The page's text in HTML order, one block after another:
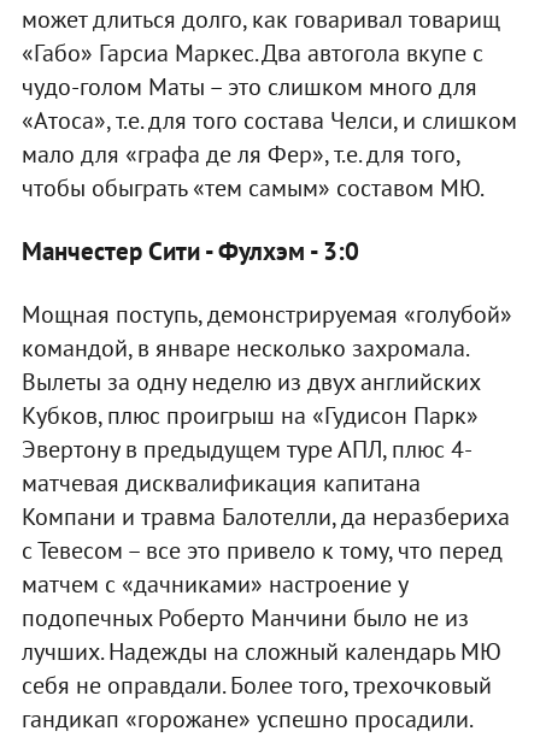
может длиться долго, как говаривал товарищ
«Габо» Гарсиа Маркес. Два автогола вкупе с
чудо-голом Маты – это слишком много для
«Атоса», т.е. для того состава Челси, и слишком
мало для «графа де ля Фер», т.е. для того,
чтобы обыграть «тем самым» составом МЮ.
Манчестер Сити - Фулхэм - 3:0
Мощная поступь, демонстрируемая «голубой»
командой, в январе несколько захромала.
Вылеты за одну неделю из двух английских
Кубков, плюс проигрыш на «Гудисон Парк»
Эвертону в предыдущем туре АПЛ, плюс 4-
матчевая дисквалификация капитана
Компани и травма Балотелли, да неразбериха
с Тевесом – все это привело к тому, что перед
матчем с «дачниками» настроение у
подопечных Роберто Манчини было не из
лучших. Надежды на сложный календарь МЮ
себя не оправдали. Более того, трехочковый
гандикап «горожане» успешно просадили.